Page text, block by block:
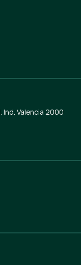
Ind. Valencia 2000